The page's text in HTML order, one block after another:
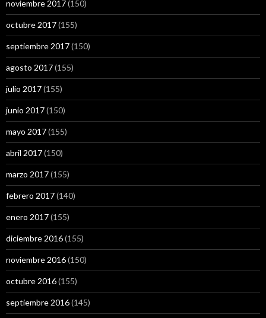
noviembre 2017(150)
octubre 2017(155)
septiembre 2017(150)
agosto 2017(155)
julio 2017(155)
junio 2017(150)
mayo 2017(155)
abril 2017(150)
marzo 2017(155)
febrero 2017(140)
enero 2017(155)
diciembre 2016(155)
noviembre 2016(150)
octubre 2016(155)
septiembre 2016(145)